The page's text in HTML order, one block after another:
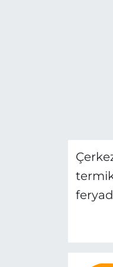
termik